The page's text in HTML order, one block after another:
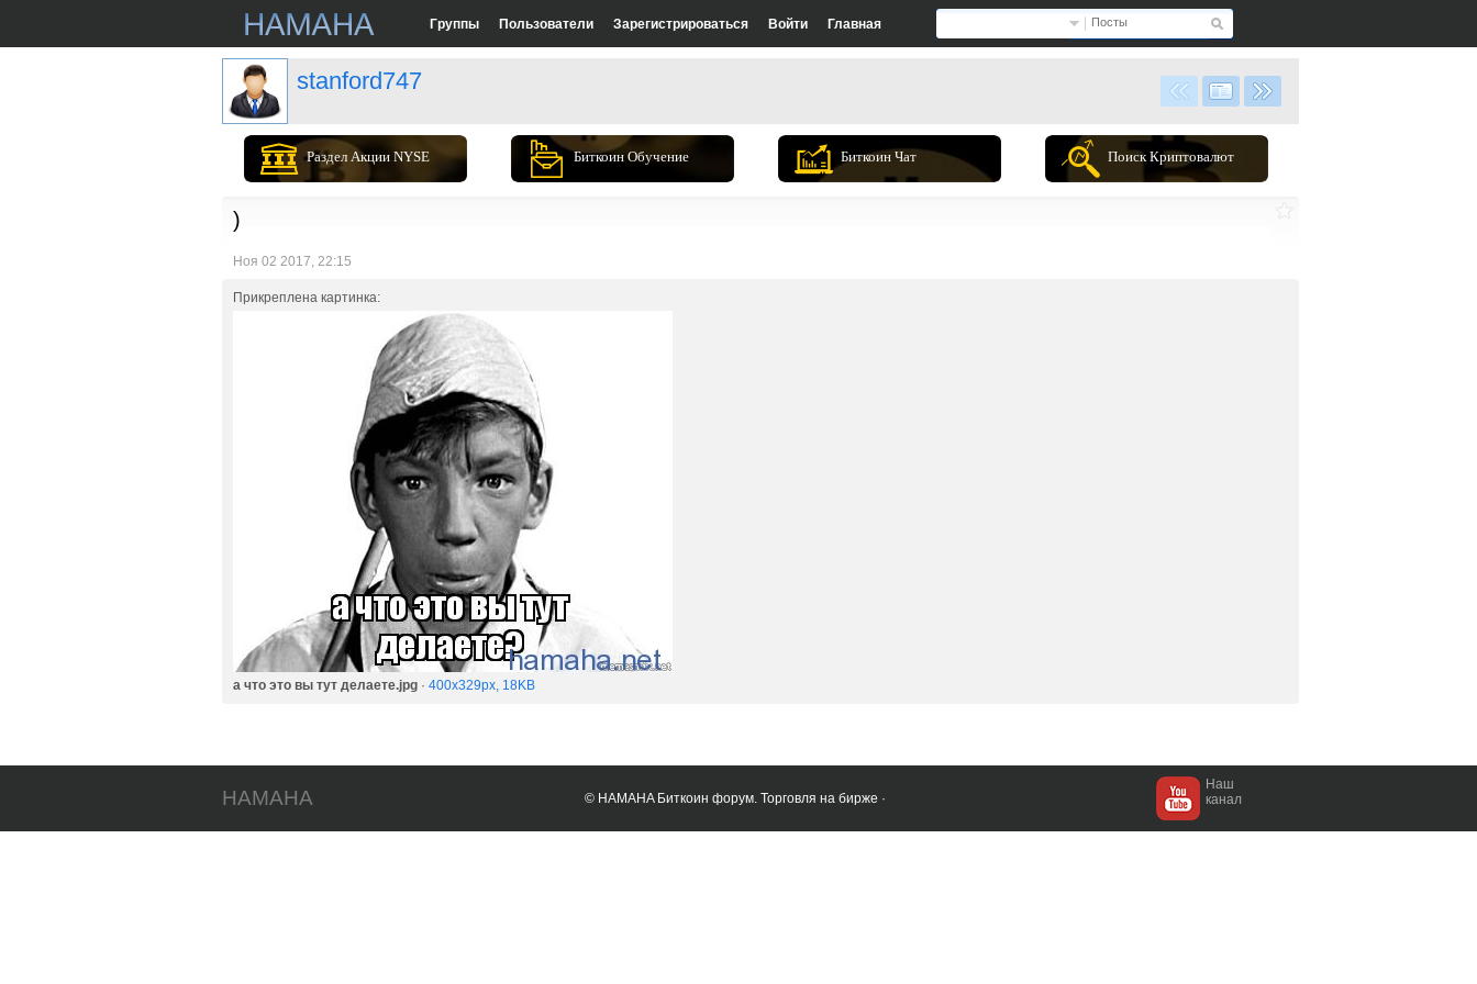
Посты
Группы Пользователи Зарегистрироваться Войти Главная
stanford747
Раздел Акции NYSE Биткоин Обучение Биткоин Чат Поиск Криптовалют
)
Ноя 02 2017, 22:15
Прикреплена картинка:
а что это вы тут делаете.jpg · 400x329px, 18KB
HAMAHA © HAMAHA Биткоин форум. Торговля на бирже ·
Наш
канал